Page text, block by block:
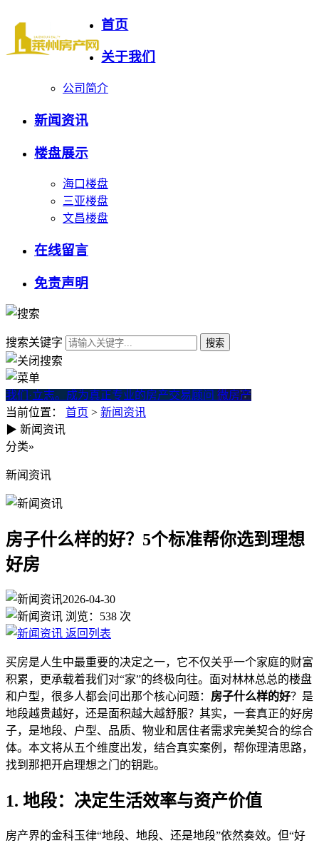
首页
关于我们
公司简介
新闻资讯
楼盘展示
海口楼盘
三亚楼盘
文昌楼盘
在线留言
免责声明
搜索关键字
我们·立志。成为真正专业的房产交易顾问 微房产
当前位置： 首页 > 新闻资讯
房子什么样的好？5个标准帮
▶ 新闻资讯
分类»
新闻资讯
房子什么样的好？5个标准帮你选到理想
好房
2026-04-30
浏览： 538 次
返回列表
买房是人生中最重要的决定之一，它不仅关乎一个家庭的财富
积累，更承载着我们对“家”的终极向往。面对林林总总的楼盘
和户型，很多人都会问出那个核心问题： 房子什么样的好？是
地段越贵越好，还是面积越大越舒服？其实，一套真正的好房
子，是地段、户型、品质、物业和居住者需求完美契合的综合
体。本文将从五个维度出发，结合真实案例，帮你理清思路，
找到那把开启理想之门的钥匙。
1. 地段：决定生活效率与资产价值
房产界的金科玉律“地段、地段、还是地段”依然奏效。但“好